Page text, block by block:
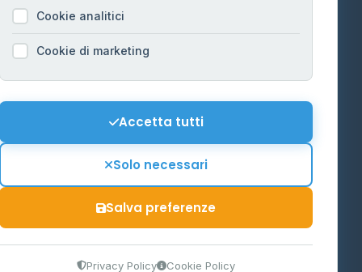
Alto
Privacy Policy
Cookie Policy
Mappa del sito
Contattaci
Cookie analitici
Cookie di marketing
Accetta tutti
Solo necessari
Salva preferenze
Privacy Policy Cookie Policy